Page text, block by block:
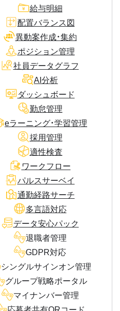
給与明細
配置バランス図
異動案作成・集約
ポジション管理
社員データグラフ
AI分析
ダッシュボード
勤怠管理
eラーニング・学習管理
採用管理
適性検査
ワークフロー
パルスサーベイ
通勤経路サーチ
多言語対応
データ安心パック
退職者管理
GDPR対応
シングルサインオン管理
グループ戦略ポータル
マイナンバー管理